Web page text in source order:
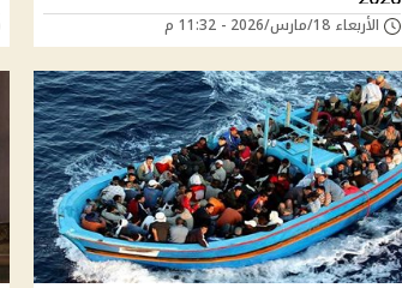
الأربعاء 18/مارس/2026 - 11:32 م